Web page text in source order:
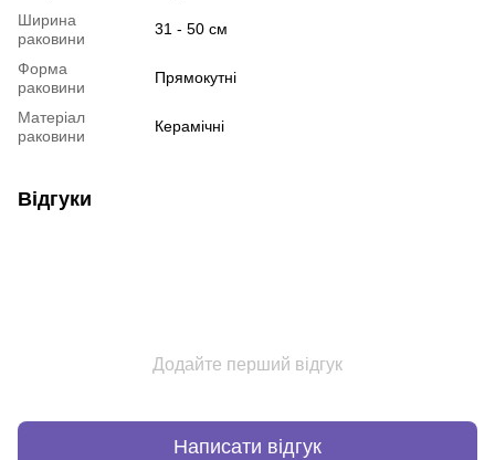
Ширина
раковини
31 - 50 см
Форма
раковини
Прямокутні
Матеріал
раковини
Керамічні
Відгуки
Додайте перший відгук
Написати відгук